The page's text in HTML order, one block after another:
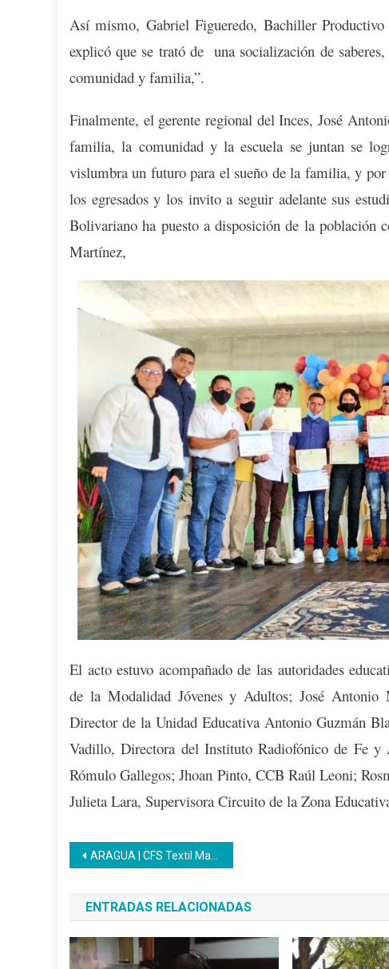
Así mismo, Gabriel Figueredo, Bachiller
explicó que se trató de una socialización de
comunidad y familia,”.
Finalmente, el gerente regional del Inces, José
familia, la comunidad y la escuela se juntan se
vislumbra un futuro para el sueño de la familia, y
los egresados y los invito a seguir adelante sus
Bolivariano ha puesto a disposición de la
Martínez,
El acto estuvo acompañado de las autoridades
de la Modalidad Jóvenes y Adultos; José Antonio
Director de la Unidad Educativa Antonio Guzmán
Vadillo, Directora del Instituto Radiofónico de Fe
Rómulo Gallegos; Jhoan Pinto, CCB Raúl Leoni;
Julieta Lara, Supervisora Circuito de la Zona
Navegación
de
entradas
ARAGUA | CFS Textil Maracay aporta un total de 50 participantes en socialización al cierre de Julio
ENTRADAS RELACIONADAS